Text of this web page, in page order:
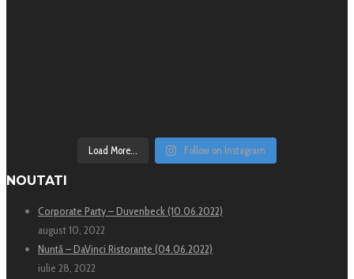
Load More... Follow on Instagram
NOUTATI
Corporate Party – Duvenbeck (10.06.2022)
august 10, 2022
Nuntă – DaVinci Ristorante (04.06.2022)
iulie 28, 2022